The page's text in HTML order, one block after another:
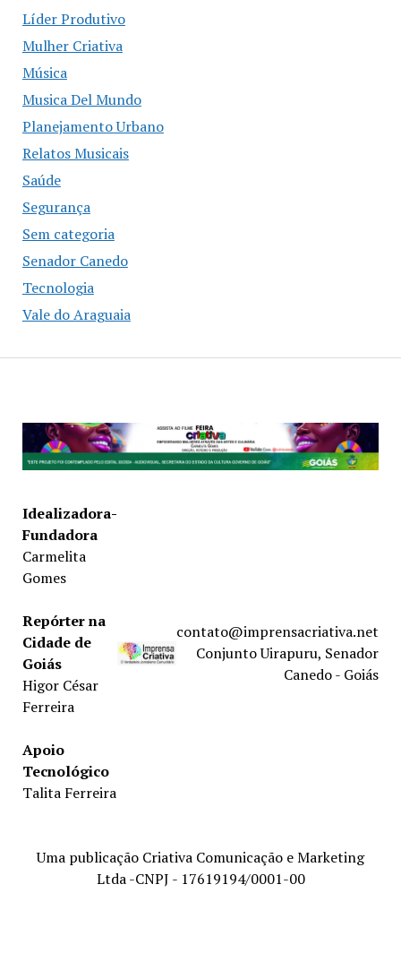
Líder Produtivo
Mulher Criativa
Música
Musica Del Mundo
Planejamento Urbano
Relatos Musicais
Saúde
Segurança
Sem categoria
Senador Canedo
Tecnologia
Vale do Araguaia
Idealizadora-
Fundadora
Carmelita
Gomes
Repórter na
Cidade de
Goiás
Higor César
Ferreira
Apoio
Tecnológico
Talita Ferreira
contato@imprensacriativa.net
Conjunto Uirapuru, Senador
Canedo - Goiás
Uma publicação Criativa Comunicação e Marketing
Ltda -CNPJ - 17619194/0001-00